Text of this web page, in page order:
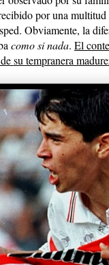
por una
Obviamente, la
como si nada. El
su tempranera